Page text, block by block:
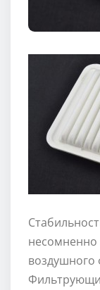
несомненно
воздушного